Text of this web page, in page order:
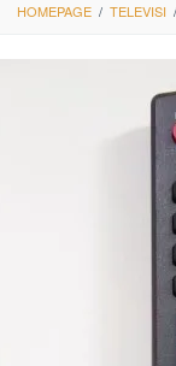
HOMEPAGE / TELEVISI /